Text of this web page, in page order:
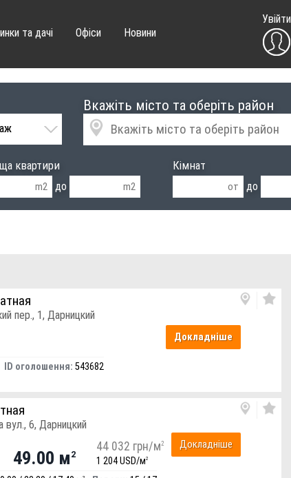
та дачі Офіси Новини
Увійти
Вкажіть місто та оберіть район
квартири
до
Кімнат
до
пер., 1, Дарницкий
Докладніше
ID оголошення: 543682
вул., 6, Дарницкий
49.00 м 2
44 032 грн/м2
1 204 USD/м2
Докладніше